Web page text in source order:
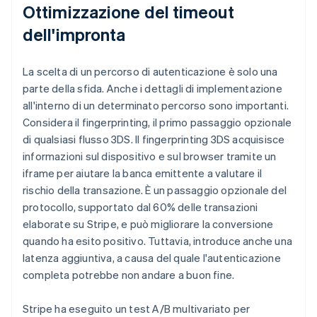
Ottimizzazione del timeout
dell'impronta
La scelta di un percorso di autenticazione è solo una
parte della sfida. Anche i dettagli di implementazione
all'interno di un determinato percorso sono importanti.
Considera il fingerprinting, il primo passaggio opzionale
di qualsiasi flusso 3DS. Il fingerprinting 3DS acquisisce
informazioni sul dispositivo e sul browser tramite un
iframe per aiutare la banca emittente a valutare il
rischio della transazione. È un passaggio opzionale del
protocollo, supportato dal 60% delle transazioni
elaborate su Stripe, e può migliorare la conversione
quando ha esito positivo. Tuttavia, introduce anche una
latenza aggiuntiva, a causa del quale l'autenticazione
completa potrebbe non andare a buon fine.
Stripe ha eseguito un test A/B multivariato per